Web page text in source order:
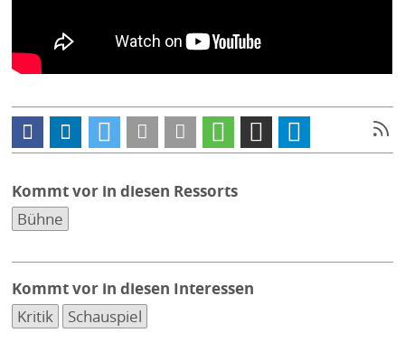
Kommt vor in diesen Ressorts
Bühne
Kommt vor in diesen Interessen
Kritik
Schauspiel